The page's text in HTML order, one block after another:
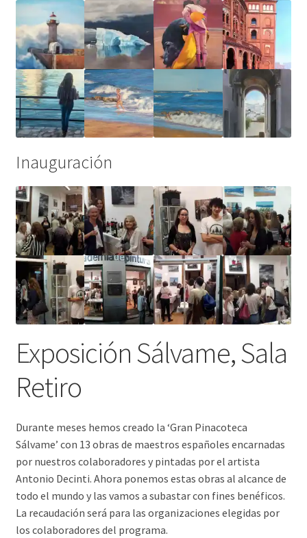
Inauguración
Exposición Sálvame, Sala
Retiro
Durante meses hemos creado la ‘Gran Pinacoteca
Sálvame’ con 13 obras de maestros españoles encarnadas
por nuestros colaboradores y pintadas por el artista
Antonio Decinti. Ahora ponemos estas obras al alcance de
todo el mundo y las vamos a subastar con fines benéficos.
La recaudación será para las organizaciones elegidas por
los colaboradores del programa.